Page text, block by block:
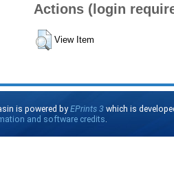
Actions (login
View Item
is powered byEPrints 3 which is
and software credits.